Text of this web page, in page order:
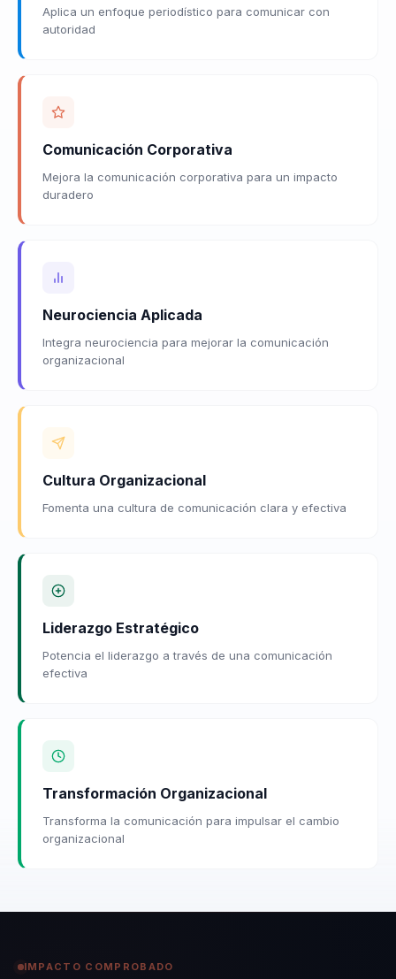
Aplica un enfoque periodístico para comunicar con
autoridad
Comunicación Corporativa
Mejora la comunicación corporativa para un impacto
duradero
Neurociencia Aplicada
Integra neurociencia para mejorar la comunicación
organizacional
Cultura Organizacional
Fomenta una cultura de comunicación clara y efectiva
Liderazgo Estratégico
Potencia el liderazgo a través de una comunicación
efectiva
Transformación Organizacional
Transforma la comunicación para impulsar el cambio
organizacional
IMPACTO COMPROBADO